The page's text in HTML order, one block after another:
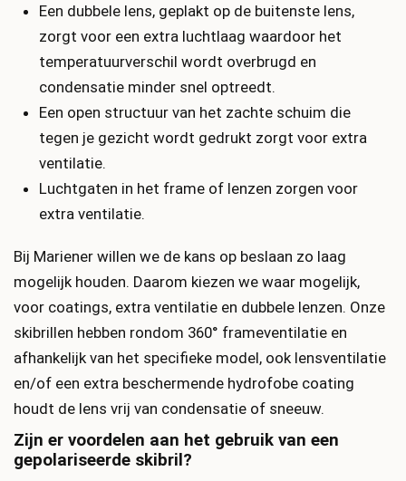
Een dubbele lens, geplakt op de buitenste lens,
zorgt voor een extra luchtlaag waardoor het
temperatuurverschil wordt overbrugd en
condensatie minder snel optreedt.
Een open structuur van het zachte schuim die
tegen je gezicht wordt gedrukt zorgt voor extra
ventilatie.
Luchtgaten in het frame of lenzen zorgen voor
extra ventilatie.
Bij Mariener willen we de kans op beslaan zo laag
mogelijk houden. Daarom kiezen we waar mogelijk,
voor coatings, extra ventilatie en dubbele lenzen. Onze
skibrillen hebben rondom 360° frameventilatie en
afhankelijk van het specifieke model, ook lensventilatie
en/of een extra beschermende hydrofobe coating
houdt de lens vrij van condensatie of sneeuw.
Zijn er voordelen aan het gebruik van een
gepolariseerde skibril?